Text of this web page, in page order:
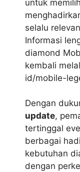
untuk
selalu
Informasi
diamond
kembali
id/mobile-
Dengan
update,
tertinggal
berbagai
kebutuhan
dengan